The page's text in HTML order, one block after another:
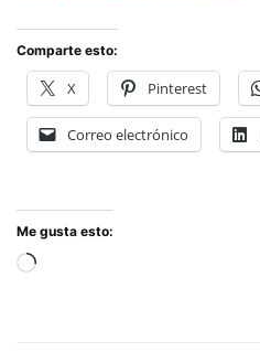
Comparte esto:
X Pinterest
Correo electrónico
Me gusta esto:
Cargando...